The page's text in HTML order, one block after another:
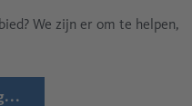
We zijn er om te helpen,